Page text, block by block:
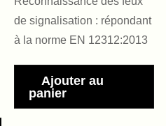
de signalisation : répondant
à la norme EN 12312:2013
Ajouter au
panier